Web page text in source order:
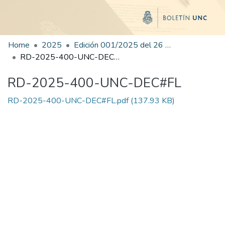
Home 2025
Edición 001/2025 del 26 de mayo de 2025
RD-2025-400-UNC-DEC#FL
RD-2025-400-UNC-DEC#FL
RD-2025-400-UNC-DEC#FL.pdf(137.93 KB)